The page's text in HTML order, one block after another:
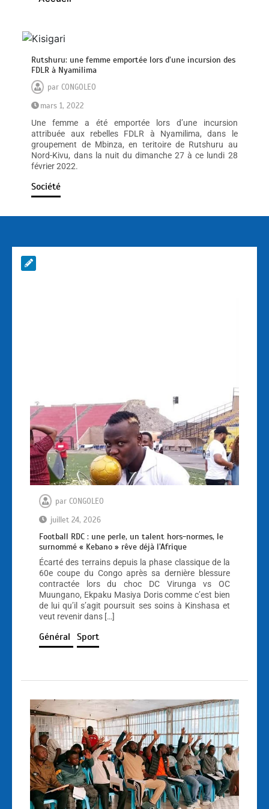
Rutshuru: une femme emportée lors d’une incursion des
FDLR à Nyamilima
parCONGOLEO
mars 1, 2022
Une femme a été emportée lors d’une incursion
attribuée aux rebelles FDLR à Nyamilima, dans le
groupement de Mbinza, en teritoire de Rutshuru au
Nord-Kivu, dans la nuit du dimanche 27 à ce lundi 28
février 2022.
Société
par CONGOLEO
juillet 24, 2026
Football RDC : une perle, un talent hors-normes, le
surnommé « Kebano » rêve déjà l’Afrique
Écarté des terrains depuis la phase classique de la
60e coupe du Congo après sa dernière blessure
contractée lors du choc DC Virunga vs OC
Muungano, Ekpaku Masiya Doris comme c’est bien
de lui qu’il s’agit poursuit ses soins à Kinshasa et
veut revenir dans […]
Général Sport